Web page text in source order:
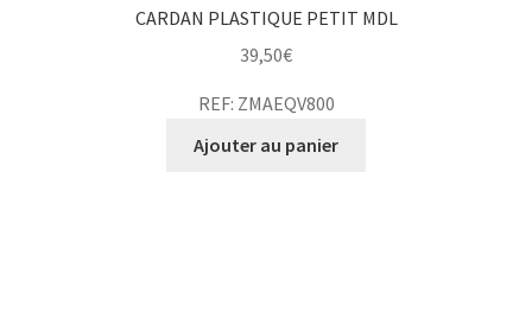
CARDAN PLASTIQUE PETIT MDL
39,50€
REF: ZMAEQV800
Ajouter au panier